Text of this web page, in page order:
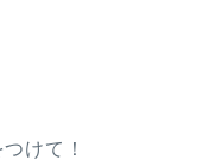
けて！